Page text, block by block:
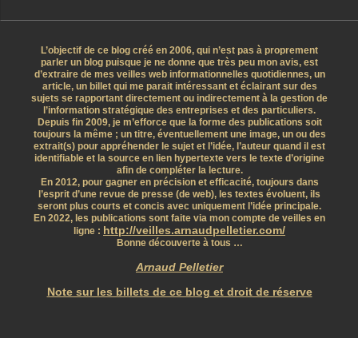
L’objectif de ce blog créé en 2006, qui n’est pas à proprement
parler un blog puisque je ne donne que très peu mon avis, est
d’extraire de mes veilles web informationnelles quotidiennes, un
article, un billet qui me parait intéressant et éclairant sur des
sujets se rapportant directement ou indirectement à la gestion de
l’information stratégique des entreprises et des particuliers.
Depuis fin 2009, je m’efforce que la forme des publications soit
toujours la même ; un titre, éventuellement une image, un ou des
extrait(s) pour appréhender le sujet et l’idée, l’auteur quand il est
identifiable et la source en lien hypertexte vers le texte d’origine
afin de compléter la lecture.
En 2012, pour gagner en précision et efficacité, toujours dans
l’esprit d’une revue de presse (de web), les textes évoluent, ils
seront plus courts et concis avec uniquement l’idée principale.
En 2022, les publications sont faite via mon compte de veilles en
ligne : http://veilles.arnaudpelletier.com/
Bonne découverte à tous …
Arnaud Pelletier
Note sur les billets de ce blog et droit de réserve